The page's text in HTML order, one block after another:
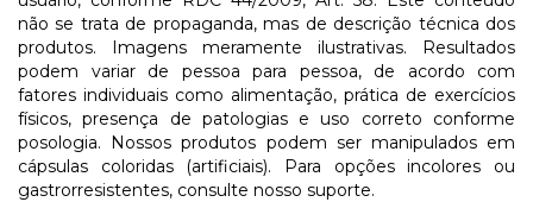
não se trata de propaganda, mas de descrição técnica dos
produtos. Imagens meramente ilustrativas. Resultados
podem variar de pessoa para pessoa, de acordo com
fatores individuais como alimentação, prática de exercícios
físicos, presença de patologias e uso correto conforme
posologia. Nossos produtos podem ser manipulados em
cápsulas coloridas (artificiais). Para opções incolores ou
gastrorresistentes, consulte nosso suporte.